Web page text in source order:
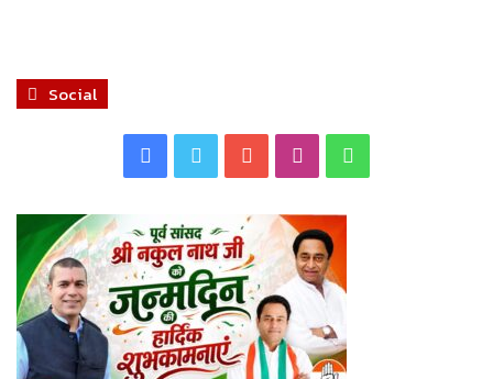
Social
Facebook
Twitter YouTubeInstagram